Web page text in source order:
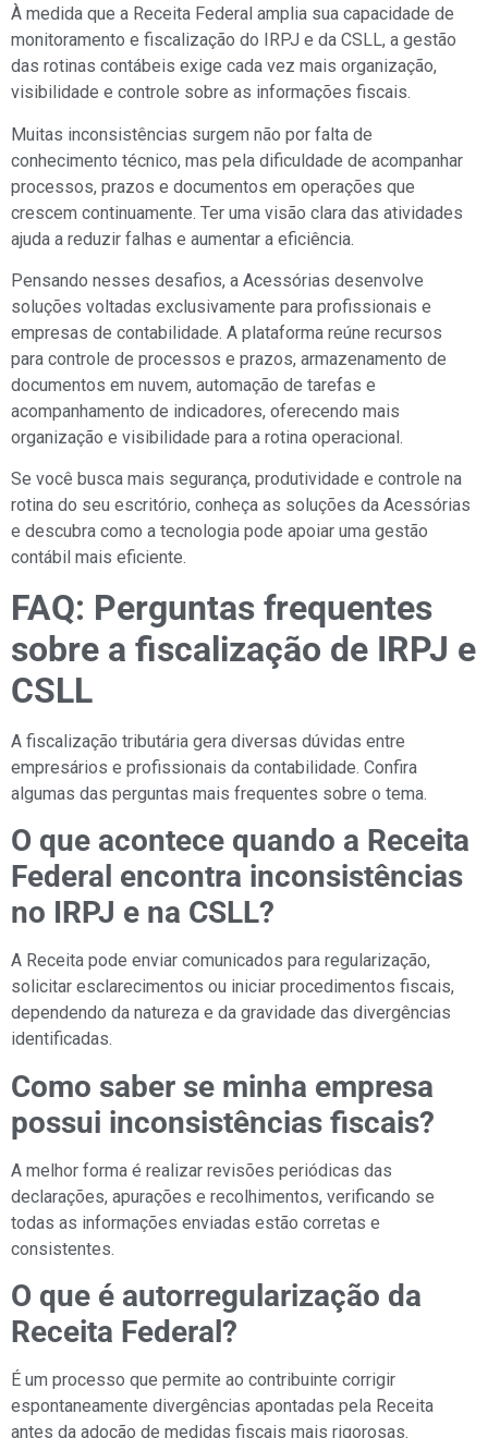
À medida que a Receita Federal amplia sua capacidade de
monitoramento e fiscalização do IRPJ e da CSLL, a gestão
das rotinas contábeis exige cada vez mais organização,
visibilidade e controle sobre as informações fiscais.
Muitas inconsistências surgem não por falta de
conhecimento técnico, mas pela dificuldade de acompanhar
processos, prazos e documentos em operações que
crescem continuamente. Ter uma visão clara das atividades
ajuda a reduzir falhas e aumentar a eficiência.
Pensando nesses desafios, a Acessórias desenvolve
soluções voltadas exclusivamente para profissionais e
empresas de contabilidade. A plataforma reúne recursos
para controle de processos e prazos, armazenamento de
documentos em nuvem, automação de tarefas e
acompanhamento de indicadores, oferecendo mais
organização e visibilidade para a rotina operacional.
Se você busca mais segurança, produtividade e controle na
rotina do seu escritório, conheça as soluções da Acessórias
e descubra como a tecnologia pode apoiar uma gestão
contábil mais eficiente.
FAQ: Perguntas frequentes
sobre a fiscalização de IRPJ e
CSLL
A fiscalização tributária gera diversas dúvidas entre
empresários e profissionais da contabilidade. Confira
algumas das perguntas mais frequentes sobre o tema.
O que acontece quando a Receita
Federal encontra inconsistências
no IRPJ e na CSLL?
A Receita pode enviar comunicados para regularização,
solicitar esclarecimentos ou iniciar procedimentos fiscais,
dependendo da natureza e da gravidade das divergências
identificadas.
Como saber se minha empresa
possui inconsistências fiscais?
A melhor forma é realizar revisões periódicas das
declarações, apurações e recolhimentos, verificando se
todas as informações enviadas estão corretas e
consistentes.
O que é autorregularização da
Receita Federal?
É um processo que permite ao contribuinte corrigir
espontaneamente divergências apontadas pela Receita
antes da adoção de medidas fiscais mais rigorosas.